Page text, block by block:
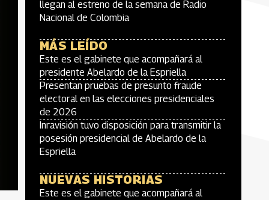
llegan al estreno de la semana de Radio
Nacional de Colombia
MÁS LEÍDO
Este es el gabinete que acompañará al
presidente Abelardo de la Espriella
Presentan pruebas de presunto fraude
electoral en las elecciones presidenciales
de 2026
Inravisión tuvo disposición para transmitir la
posesión presidencial de Abelardo de la
Espriella
NUEVAS HISTORIAS
Este es el gabinete que acompañará al